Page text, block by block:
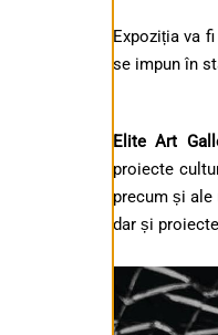
Expoziția va
se impun în
Elite Art
proiecte
precum și
dar și